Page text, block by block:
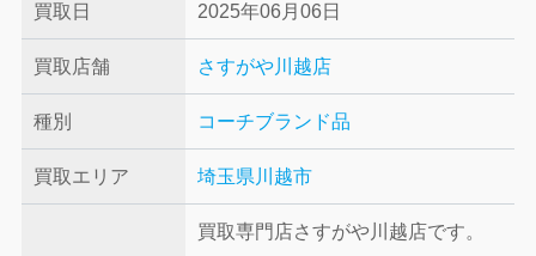
買取日 2025年06月06日
買取店舗 さすがや川越店
種別 コーチブランド品
買取エリア 埼玉県川越市
買取専門店さすがや川越店です。